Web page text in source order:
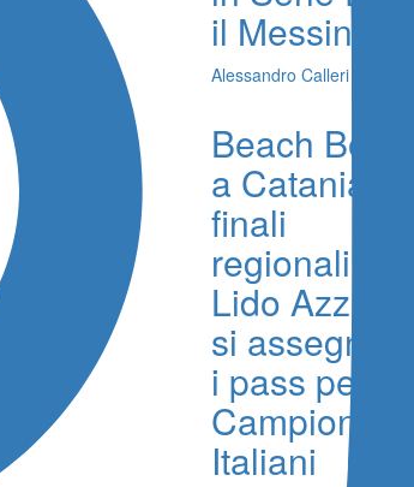
il Messina
Alessandro Calleri
Beach Bocce,
a Catania le
finali
regionali, al
Lido Azzurro
si assegnano
i pass per i
Campionati
Italiani